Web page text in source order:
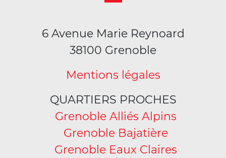
6 Avenue Marie Reynoard
38100 Grenoble
Mentions légales
QUARTIERS PROCHES
Grenoble Alliés Alpins
Grenoble Bajatière
Grenoble Eaux Claires